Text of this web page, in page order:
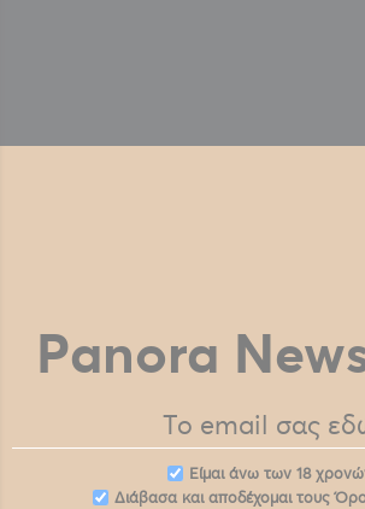
Panora
Eίμαι άνω των 18
Διάβασα και αποδέχομαι τους